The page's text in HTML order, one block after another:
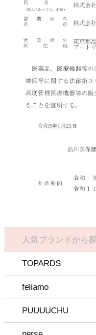
人気ブランドから
TOPARDS
feliamo
PUUUUCHU